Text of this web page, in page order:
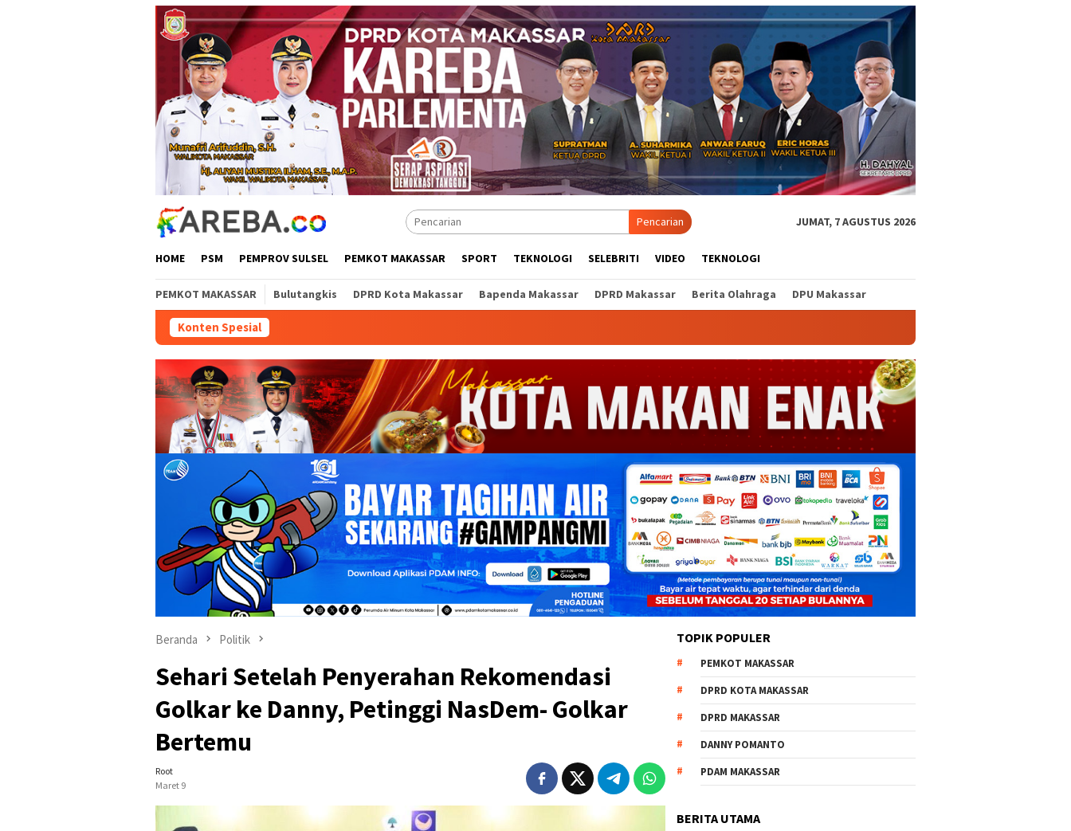
Pencarian JUMAT, 7 AGUSTUS 2026
HOME PSM PEMPROV SULSEL PEMKOT MAKASSAR SPORT TEKNOLOGI SELEBRITI VIDEO TEKNOLOGI
PEMKOT MAKASSAR Bulutangkis DPRD Kota Makassar Bapenda Makassar DPRD Makassar Berita Olahraga DPU Makassar
Konten Spesial
Beranda Politik
Sehari Setelah Penyerahan Rekomendasi
Golkar ke Danny, Petinggi NasDem- Golkar
Bertemu
Root
Maret 9
TOPIK POPULER
PEMKOT MAKASSAR
DPRD KOTA MAKASSAR
DPRD MAKASSAR
DANNY POMANTO
PDAM MAKASSAR
BERITA UTAMA